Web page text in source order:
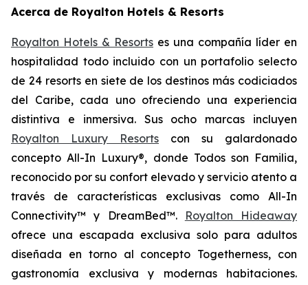
Acerca de Royalton Hotels & Resorts
Royalton Hotels & Resorts es una compañía líder en
hospitalidad todo incluido con un portafolio selecto
de 24 resorts en siete de los destinos más codiciados
del Caribe, cada uno ofreciendo una experiencia
distintiva e inmersiva. Sus ocho marcas incluyen
Royalton Luxury Resorts con su galardonado
concepto All-In Luxury®, donde Todos son Familia,
reconocido por su confort elevado y servicio atento a
través de características exclusivas como All-In
Connectivity™ y DreamBed™.
Royalton Hideaway
ofrece una escapada exclusiva solo para adultos
diseñada en torno al concepto Togetherness, con
gastronomía exclusiva y modernas habitaciones.